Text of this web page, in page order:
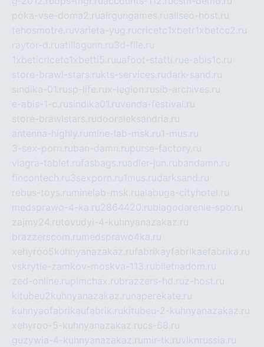
poka-vse-doma2.ruairgungames.ruallseo-host.ru
tehosmotre.ruvarieta-yug.rucricetc1xbetr1xbetcc2.ru
raytor-d.ruatillagunn.ru3d-file.ru
1xbeticricetc1xbetti5.ruuafoot-statti.rue-abis1c.ru
store-brawl-stars.rukts-services.rudark-sand.ru
sindika-01.rusp-life.rux-legion.rusib-archives.ru
e-abis-1-c.rusindika01.ruvenda-festival.ru
store-brawlstars.rudooraleksandria.ru
antenna-highly.ru mine-lab-msk.ru1-mus.ru
3-sex-porn.ruban-damn.rupurse-factory.ru
viagra-tablet.rufasbags.ruadler-jun.rubandamn.ru
fincontech.ru3sexporn.ru1mus.rudarksand.ru
rebus-toys.ru minelab-msk.rualabuga-cityhotel.ru
medsprawo-4-ka.ru2864420.rublagodarenie-spb.ru
zajmy24.rutovudyi-4-kuhnyanazakaz.ru
brazzerscom.ru medsprawo4ka.ru
xehyroo5kuhnyanazakaz.rufabrikayfabrikaefabrika.ru
vskrytie-zamkov-moskva-113.rubiletnadom.ru
zed-online.rupimchax.rubrazzers-hd.ruz-host.ru
kitubeu2kuhnyanazakaz.ru naperekate.ru
kuhnyaofabrikaufabrik.rukitubeu-2-kuhnyanazakaz.ru
xehyroo-5-kuhnyanazakaz.rucs-68.ru
guzywia-4-kuhnyanazakaz.ru mir-tk.ruvlknrussia.ru